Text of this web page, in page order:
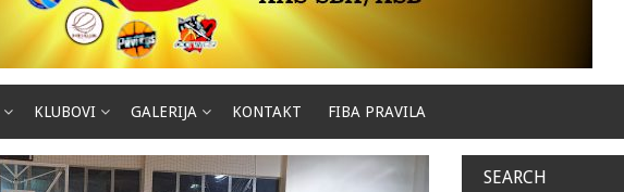
KLUBOVI GALERIJA KONTAKT FIBA PRAVILA
SEARCH